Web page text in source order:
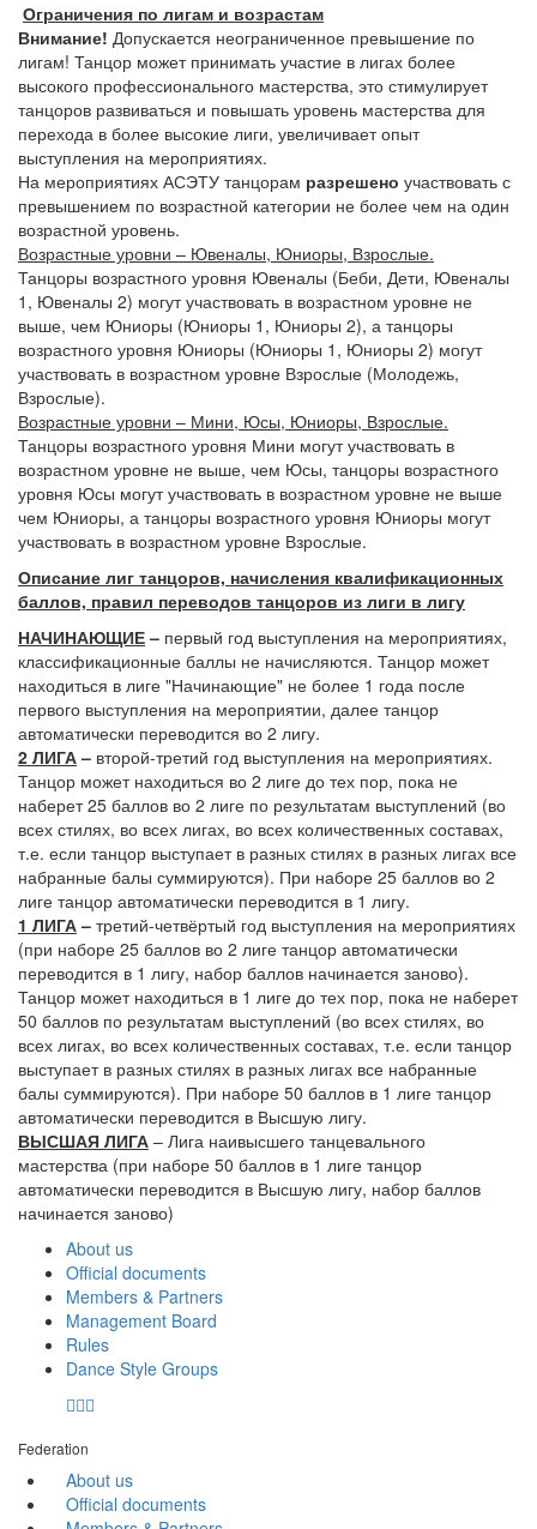
Ограничения по лигам и возрастам
Внимание! Допускается неограниченное превышение по
лигам! Танцор может принимать участие в лигах более
высокого профессионального мастерства, это стимулирует
танцоров развиваться и повышать уровень мастерства для
перехода в более высокие лиги, увеличивает опыт
выступления на мероприятиях.
На мероприятиях АСЭТУ танцорам разрешено участвовать с
превышением по возрастной категории не более чем на один
возрастной уровень.
Возрастные уровни – Ювеналы, Юниоры, Взрослые.
Танцоры возрастного уровня Ювеналы (Беби, Дети, Ювеналы
1, Ювеналы 2) могут участвовать в возрастном уровне не
выше, чем Юниоры (Юниоры 1, Юниоры 2), а танцоры
возрастного уровня Юниоры (Юниоры 1, Юниоры 2) могут
участвовать в возрастном уровне Взрослые (Молодежь,
Взрослые).
Возрастные уровни – Мини, Юсы, Юниоры, Взрослые.
Танцоры возрастного уровня Мини могут участвовать в
возрастном уровне не выше, чем Юсы, танцоры возрастного
уровня Юсы могут участвовать в возрастном уровне не выше
чем Юниоры, а танцоры возрастного уровня Юниоры могут
участвовать в возрастном уровне Взрослые.
Описание лиг танцоров, начисления квалификационных
баллов, правил переводов танцоров из лиги в лигу
НАЧИНАЮЩИЕ– первый год выступления на мероприятиях,
классификационные баллы не начисляются. Танцор может
находиться в лиге "Начинающие" не более 1 года после
первого выступления на мероприятии, далее танцор
автоматически переводится во 2 лигу.
2 ЛИГА– второй-третий год выступления на мероприятиях.
Танцор может находиться во 2 лиге до тех пор, пока не
наберет 25 баллов во 2 лиге по результатам выступлений (во
всех стилях, во всех лигах, во всех количественных составах,
т.е. если танцор выступает в разных стилях в разных лигах все
набранные балы суммируются). При наборе 25 баллов во 2
лиге танцор автоматически переводится в 1 лигу.
1 ЛИГА– третий-четвёртый год выступления на мероприятиях
(при наборе 25 баллов во 2 лиге танцор автоматически
переводится в 1 лигу, набор баллов начинается заново).
Танцор может находиться в 1 лиге до тех пор, пока не наберет
50 баллов по результатам выступлений (во всех стилях, во
всех лигах, во всех количественных составах, т.е. если танцор
выступает в разных стилях в разных лигах все набранные
балы суммируются). При наборе 50 баллов в 1 лиге танцор
автоматически переводится в Высшую лигу.
ВЫСШАЯ ЛИГА – Лига наивысшего танцевального
мастерства (при наборе 50 баллов в 1 лиге танцор
автоматически переводится в Высшую лигу, набор баллов
начинается заново)
About us
Official documents
Members & Partners
Management Board
Rules
Dance Style Groups
Federation
About us
Official documents